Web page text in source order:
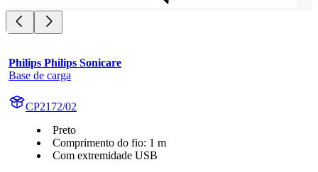
Philips Philips Sonicare
Base de carga
CP2172/02
Preto
Comprimento do fio: 1 m
Com extremidade USB